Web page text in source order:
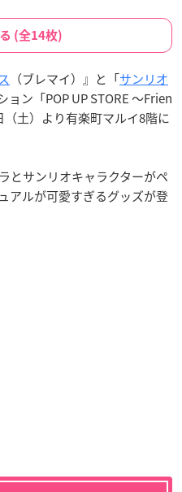
(全14枚)
（ブレマイ）』と「サンリオ
ン「POP UP STORE ～Frien
土）より有楽町マルイ8階に
とサンリオキャラクターがペ
アルが可愛すぎるグッズが登